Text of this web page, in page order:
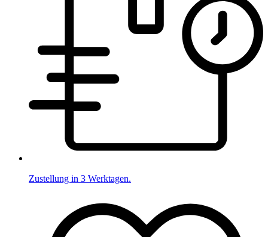
Zustellung in 3 Werktagen.